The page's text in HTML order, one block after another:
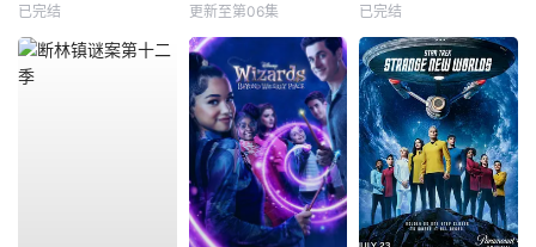
已完结 更新至第06集 已完结